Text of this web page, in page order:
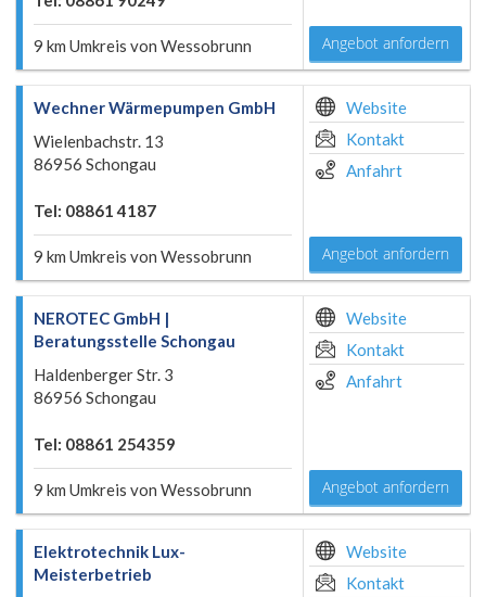
9 km Umkreis von Wessobrunn Angebot anfordern
Wechner Wärmepumpen GmbH
Wielenbachstr. 13
86956 Schongau
Tel: 08861 4187
9 km Umkreis von Wessobrunn
Website
Kontakt
Anfahrt
Angebot anfordern
NEROTEC GmbH |
Beratungsstelle Schongau
Haldenberger Str. 3
86956 Schongau
Tel: 08861 254359
9 km Umkreis von Wessobrunn
Website
Kontakt
Anfahrt
Angebot anfordern
Elektrotechnik Lux-
Meisterbetrieb
Website
Kontakt